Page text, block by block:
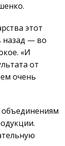
этот
назад — во
«И
от
очень